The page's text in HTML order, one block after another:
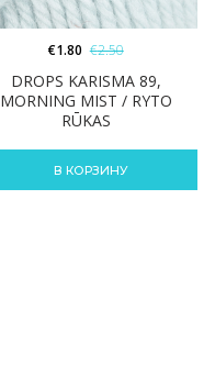
DROPS KARISMA 89,
MORNING MIST / RYTO
RŪKAS
€1.80 €2.50
В КОРЗИНУ